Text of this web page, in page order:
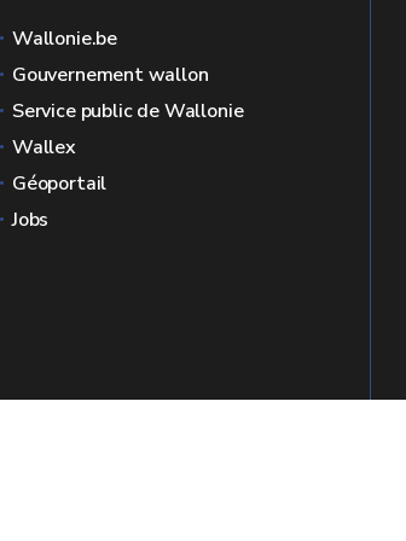
Wallonie.be
Gouvernement wallon
Service public de Wallonie
Wallex
Géoportail
Jobs